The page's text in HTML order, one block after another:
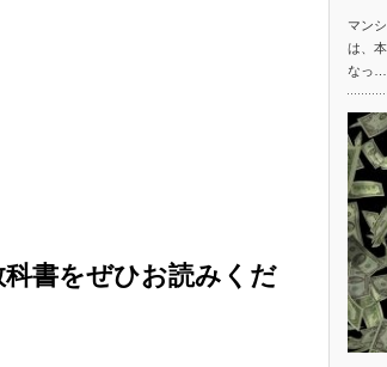
書をぜひお読みくだ
マン
は、
なっ…